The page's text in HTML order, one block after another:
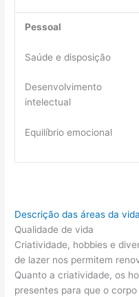
Pessoal
Saúde e disposição
Desenvolvimento
intelectual
Equilíbrio emocional
Descrição das áreas da vida
Qualidade de vida
Criatividade, hobbies e
de lazer nos permitem
Quanto a criatividade, os
presentes para que o